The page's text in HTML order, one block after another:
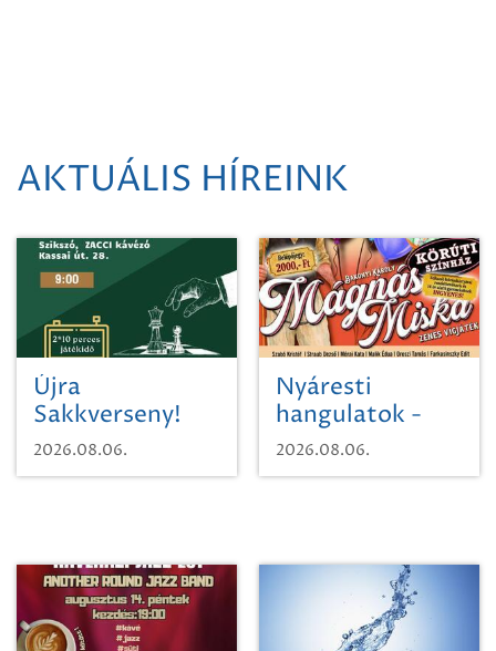
AKTUÁLIS HÍREINK
Újra
Sakkverseny!
2026.08.06.
Nyáresti
hangulatok -
Mágnás Miska
2026.08.06.